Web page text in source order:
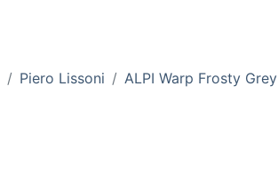
Piero Lissoni ALPI Warp Frosty Grey